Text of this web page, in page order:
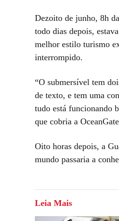
Dezoito de junho, 8h
todo dias depois,
melhor estilo turismo
interrompido.
“O submersível tem
de texto, e tem uma
tudo está funcionando
que cobria a
Oito horas depois, a
mundo passaria a
Leia Mais